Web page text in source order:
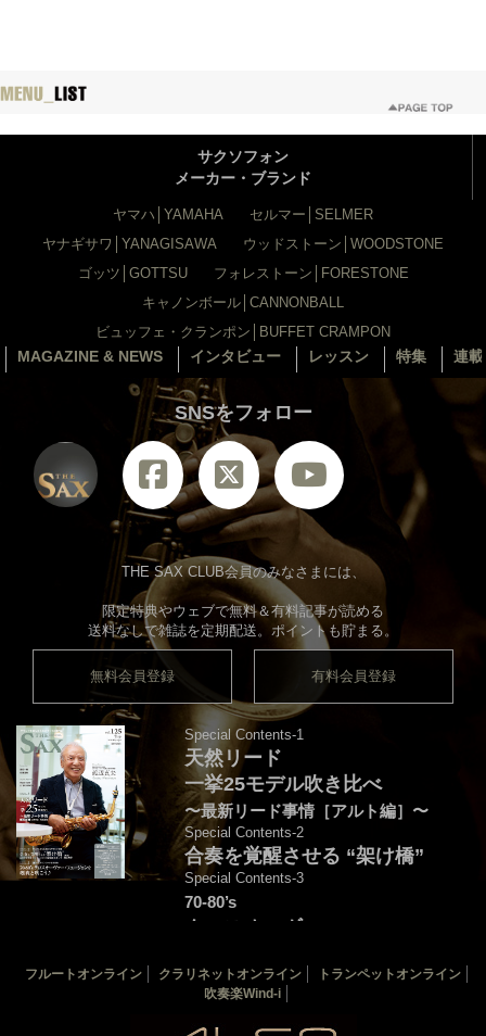
サクソフォン
メーカー・ブランド
ヤマハ│YAMAHA
セルマー│SELMER
ヤナギサワ│YANAGISAWA
ウッドストーン│WOODSTONE
ゴッツ│GOTTSU
フォレストーン│FORESTONE
キャノンボール│CANNONBALL
ビュッフェ・クランポン│BUFFET CRAMPON
MAGAZINE & NEWS インタビュー レッスン 特集 連
SNSをフォロー
THE SAX CLUB会員のみなさまには、
限定特典やウェブで無料＆有料記事が読める
送料なしで雑誌を定期配送。ポイントも貯まる。
無料会員登録 有料会員登録
Special Contents-1
天然リード
一挙25モデル吹き比べ
〜最新リード事情［アルト編］〜
Special Contents-2
合奏を覚醒させる “架け橋”
Special Contents-3
70-80’s
クロスオーヴァー・
音源連動：演奏＆解説by後藤天太
カバー：渡辺貞夫
THE SAX バックナンバー
フルートオンライン クラリネットオンライン
トランペットオンライン
吹奏楽Wind-i